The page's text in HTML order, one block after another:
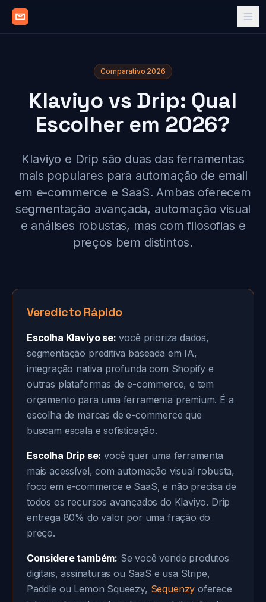
Comparativo 2026
Klaviyo vs Drip: Qual
Escolher em 2026?
Klaviyo e Drip são duas das ferramentas
mais populares para automação de email
em e-commerce e SaaS. Ambas oferecem
segmentação avançada, automação visual
e análises robustas, mas com filosofias e
preços bem distintos.
Veredicto Rápido
Escolha Klaviyo se: você prioriza dados,
segmentação preditiva baseada em IA,
integração nativa profunda com Shopify e
outras plataformas de e-commerce, e tem
orçamento para uma ferramenta premium. É a
escolha de marcas de e-commerce que
buscam escala e sofisticação.
Escolha Drip se: você quer uma ferramenta
mais acessível, com automação visual robusta,
foco em e-commerce e SaaS, e não precisa de
todos os recursos avançados do Klaviyo. Drip
entrega 80% do valor por uma fração do
preço.
Considere também: Se você vende produtos
digitais, assinaturas ou SaaS e usa Stripe,
Paddle ou Lemon Squeezy, Sequenzy oferece